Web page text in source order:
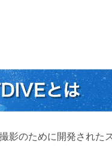
影のために開発された